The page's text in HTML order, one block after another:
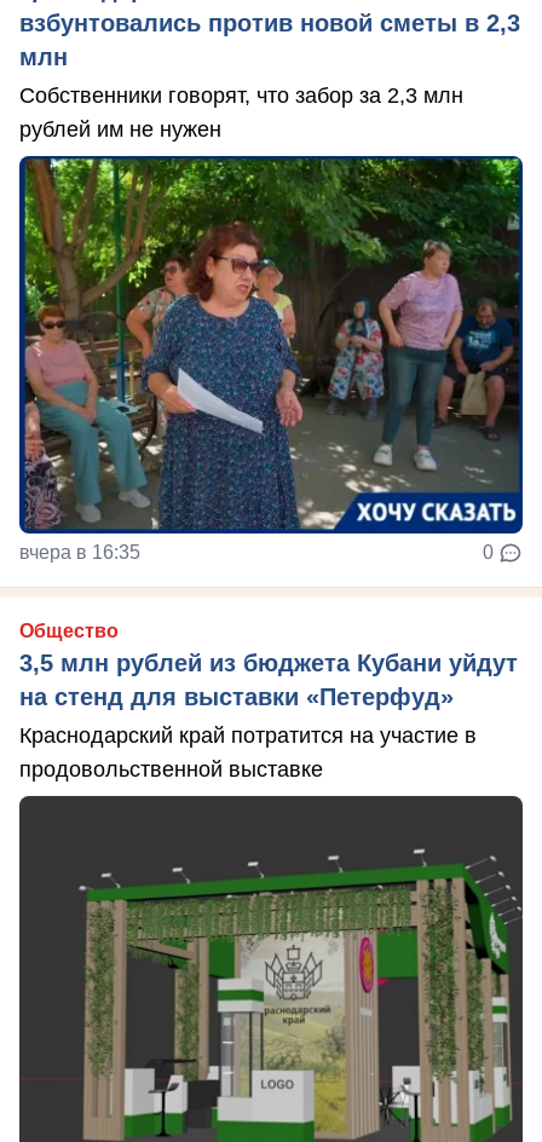
взбунтовались против новой сметы в 2,3
млн
Собственники говорят, что забор за 2,3 млн
рублей им не нужен
вчера в 16:35 0
Общество
3,5 млн рублей из бюджета Кубани уйдут
на стенд для выставки «Петерфуд»
Краснодарский край потратится на участие в
продовольственной выставке